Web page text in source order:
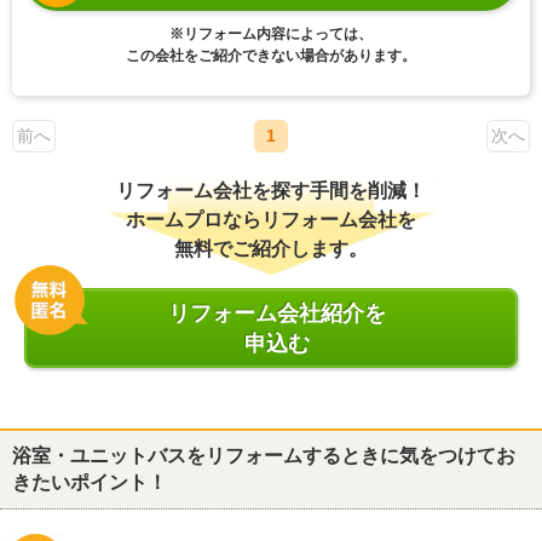
※リフォーム内容によっては、
この会社をご紹介できない場合があります。
前へ 1 次へ
リフォーム会社を探す手間を削減！
ホームプロならリフォーム会社を
無料でご紹介します。
リフォーム会社紹介を
申込む
浴室・ユニットバスをリフォームするときに気をつけてお
きたいポイント！